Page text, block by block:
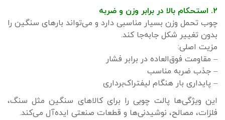
۲. استحکام بالا در برابر وزن و ضربه
چوب تحمل وزن بسیار مناسبی دارد و می‌تواند بارهای سنگین را
بدون تغییر شکل جابه‌جا کند.
مزیت اصلی:
– مقاومت فوق‌العاده در برابر فشار
– جذب ضربه مناسب
– پایداری بار هنگام لیفتراک‌برداری
این ویژگی‌ها پالت چوبی را برای کالاهای سنگین مثل سنگ،
فلزات، مصالح، نوشیدنی‌ها و قطعات صنعتی ایده‌آل می‌کند.